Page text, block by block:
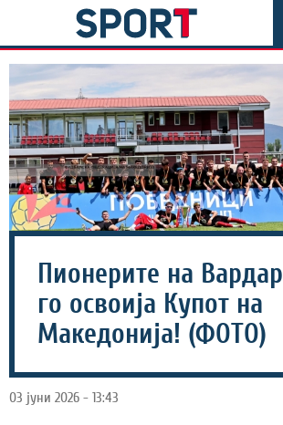
Пионерите на Вардар
го освоија Купот на
Македонија! (ФОТО)
03 јуни 2026 - 13:43